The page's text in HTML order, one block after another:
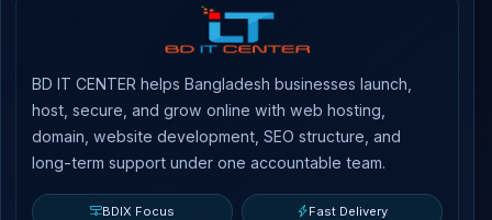
BD IT CENTER helps Bangladesh businesses launch,
host, secure, and grow online with web hosting,
domain, website development, SEO structure, and
long-term support under one accountable team.
BDIX Focus Fast Delivery